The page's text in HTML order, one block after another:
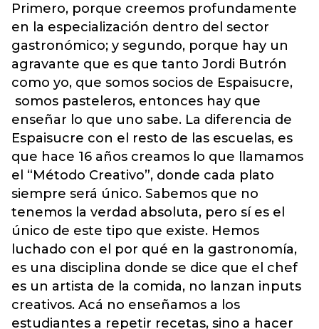
Primero, porque creemos profundamente
en la especialización dentro del sector
gastronómico; y segundo, porque hay un
agravante que es que tanto Jordi Butrón
como yo, que somos socios de Espaisucre,
somos pasteleros, entonces hay que
enseñar lo que uno sabe. La diferencia de
Espaisucre con el resto de las escuelas, es
que hace 16 años creamos lo que llamamos
el “Método Creativo”, donde cada plato
siempre será único. Sabemos que no
tenemos la verdad absoluta, pero sí es el
único de este tipo que existe. Hemos
luchado con el por qué en la gastronomía,
es una disciplina donde se dice que el chef
es un artista de la comida, no lanzan inputs
creativos. Acá no enseñamos a los
estudiantes a repetir recetas, sino a hacer